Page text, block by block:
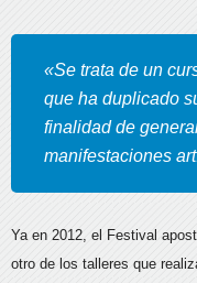
«Se trata de un
que ha duplicado
finalidad de
manifestaciones
Ya en 2012, el Festival
otro de los talleres que